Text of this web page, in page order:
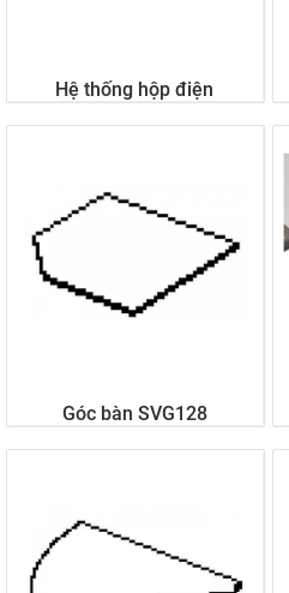
Hệ thống hộp điện
Góc bàn SVG128